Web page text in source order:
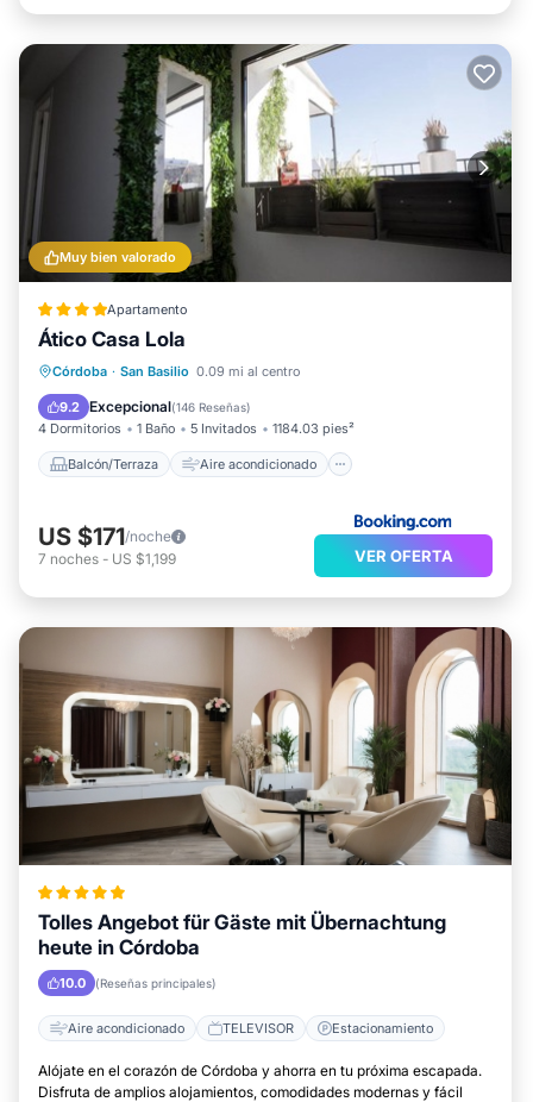
Muy bien valorado
Apartamento
Ático Casa Lola
Córdoba · San Basilio 0.09 mi al centro
9.2 Excepcional(146 Reseñas)
4 Dormitorios 1 Baño 5 Invitados 1184.03 pies²
Balcón/Terraza Aire acondicionado
Balcón/Terraza
Aire acondicionado
Internet
Apto para niños
US $171/noche
7 noches - US $1,199 VER OFERTA
Tolles Angebot für Gäste mit Übernachtung
heute in Córdoba
10.0 (Reseñas principales)
Aire acondicionado TELEVISOR Estacionamiento
Alójate en el corazón de Córdoba y ahorra en tu próxima escapada.
Disfruta de amplios alojamientos, comodidades modernas y fácil